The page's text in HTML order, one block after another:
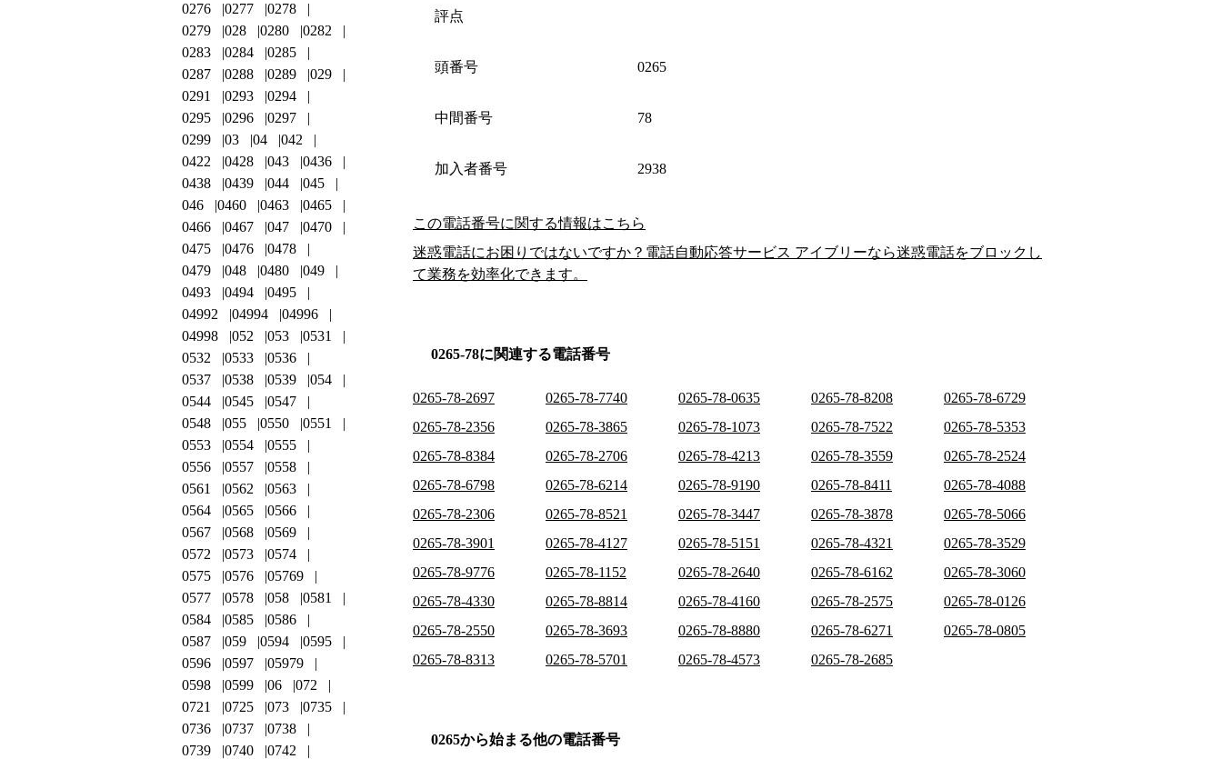
評点
頭番号 0265
中間番号 78
加入者番号 2938
この電話番号に関する情報はこちら
迷惑電話にお困りではないですか？電話自動応答サービス アイブリーなら迷惑電話をブロックし
て業務を効率化できます。
0265-78に関連する電話番号
0265-78-2697 0265-78-7740 0265-78-0635 0265-78-8208
0265-78-6729
0265-78-2356
0265-78-3865 0265-78-1073 0265-78-7522
0265-78-5353
0265-78-8384
0265-78-2706 0265-78-4213 0265-78-3559
0265-78-2524
0265-78-6798
0265-78-6214 0265-78-9190 0265-78-8411
0265-78-4088
0265-78-2306
0265-78-8521 0265-78-3447 0265-78-3878
0265-78-5066
0265-78-3901
0265-78-4127 0265-78-5151 0265-78-4321
0265-78-3529
0265-78-9776
0265-78-1152 0265-78-2640 0265-78-6162
0265-78-3060
0265-78-4330
0265-78-8814 0265-78-4160 0265-78-2575
0265-78-0126
0265-78-2550
0265-78-3693 0265-78-8880 0265-78-6271
0265-78-0805
0265-78-8313
0265-78-5701 0265-78-4573 0265-78-2685
0265から始まる他の電話番号
0276
0277
0278
0279
028 0280
0282
0283
0284
0285
0287
0288 0289
029
0291
0293
0294
0295
0296
0297
0299
03 04
042
0422
0428 043
0436
0438
0439 044
045
046
0460 0463
0465
0466
0467 047
0470
0475
0476
0478
0479
048 0480
049
0493
0494
0495
04992
04994
04996
04998
052 053
0531
0532
0533
0536
0537
0538 0539
054
0544
0545
0547
0548
055 0550
0551
0553
0554
0555
0556
0557
0558
0561
0562
0563
0564
0565
0566
0567
0568
0569
0572
0573
0574
0575
0576
05769
0577
0578 058
0581
0584
0585
0586
0587
059 0594
0595
0596
0597
05979
0598
0599 06
072
0721
0725 073
0735
0736
0737
0738
0739
0740
0742